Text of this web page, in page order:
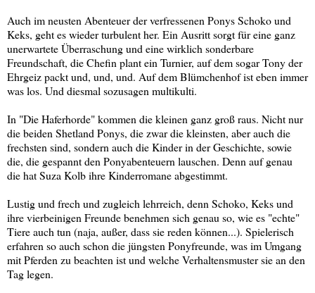
Auch im neusten Abenteuer der verfressenen Ponys Schoko und
Keks, geht es wieder turbulent her. Ein Ausritt sorgt für eine ganz
unerwartete Überraschung und eine wirklich sonderbare
Freundschaft, die Chefin plant ein Turnier, auf dem sogar Tony der
Ehrgeiz packt und, und, und. Auf dem Blümchenhof ist eben immer
was los. Und diesmal sozusagen multikulti.
In "Die Haferhorde" kommen die kleinen ganz groß raus. Nicht nur
die beiden Shetland Ponys, die zwar die kleinsten, aber auch die
frechsten sind, sondern auch die Kinder in der Geschichte, sowie
die, die gespannt den Ponyabenteuern lauschen. Denn auf genau
die hat Suza Kolb ihre Kinderromane abgestimmt.
Lustig und frech und zugleich lehrreich, denn Schoko, Keks und
ihre vierbeinigen Freunde benehmen sich genau so, wie es "echte"
Tiere auch tun (naja, außer, dass sie reden können...). Spielerisch
erfahren so auch schon die jüngsten Ponyfreunde, was im Umgang
mit Pferden zu beachten ist und welche Verhaltensmuster sie an den
Tag legen.